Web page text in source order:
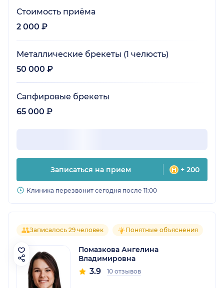
Стоимость приёма
2 000 ₽
Металлические брекеты (1 челюсть)
50 000 ₽
Сапфировые брекеты
65 000 ₽
Записаться на прием + 200
Клиника перезвонит сегодня после 11:00
Записалось 29 человек Понятные объяснения
Помазкова Ангелина
Владимировна
3.9 10 отзывов